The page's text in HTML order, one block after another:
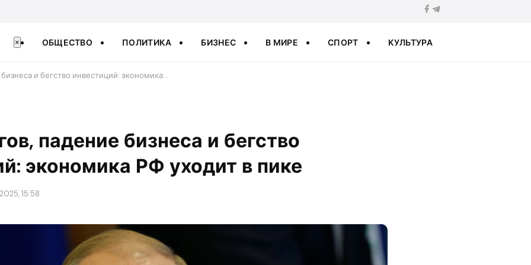
× ОБЩЕСТВО ПОЛИТИКА БИЗНЕС В МИРЕ СПОРТ КУЛЬТУРА
и бегство инвестиций: экономика…
падение бизнеса и бегство
экономика РФ уходит в пике
15:58